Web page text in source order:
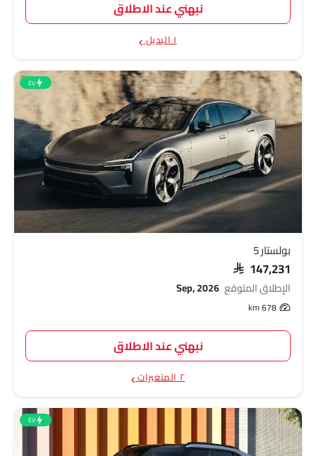
نبهني عند الاطلاق
١ البديل
EV
بولستار 5
SAR 147,231
الإطلاق المتوقع Sep, 2026
678 km
نبهني عند الاطلاق
٢ المتغيرات
EV